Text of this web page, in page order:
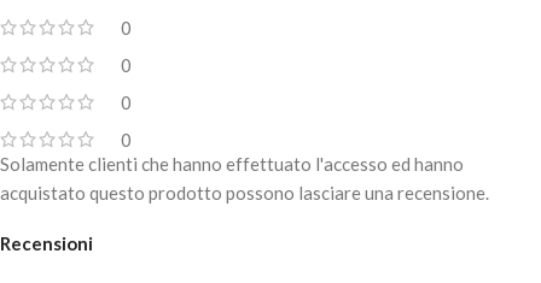
0
0
0
0
Recensioni
Solamente clienti che hanno effettuato l'accesso ed hanno
acquistato questo prodotto possono lasciare una recensione.